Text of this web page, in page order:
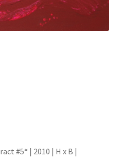
#5“ | 2010 | H x B |